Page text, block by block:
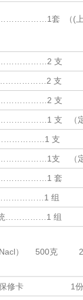
套 （(上
…………………2 支
针………………2 支
支
支 （定
支
………………1支 （定
套
组
统……………1 组
Nacl） 500克 2
及保修卡 1份